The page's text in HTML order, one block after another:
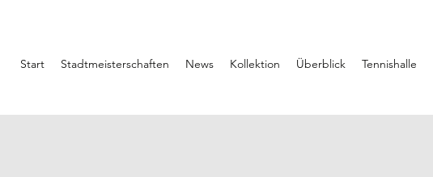
Start Stadtmeisterschaften News Kollektion Überblick Tennishalle